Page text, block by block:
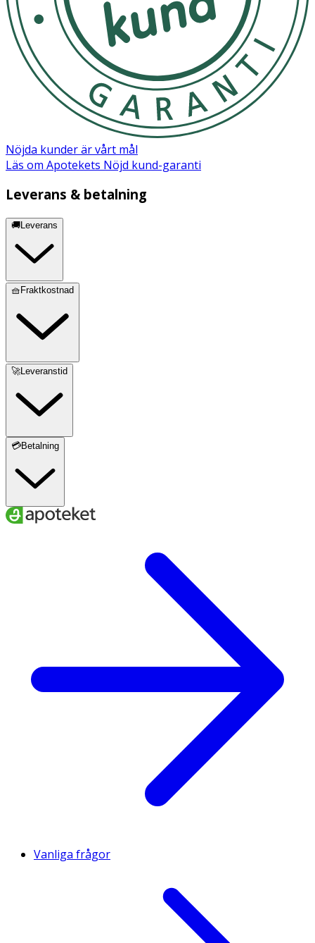
Nöjda kunder är vårt mål
Läs om Apotekets Nöjd kund-garanti
Leverans & betalning
🚚Leverans
🧺Fraktkostnad
🚀Leveranstid
💳Betalning
Vanliga frågor